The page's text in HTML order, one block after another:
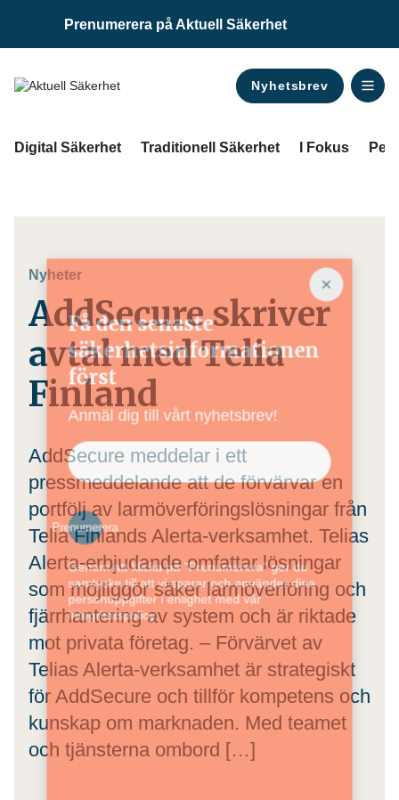
Prenumerera på Aktuell Säkerhet
Nyhetsbrev
Digital Säkerhet Traditionell Säkerhet I Fokus
Nyheter
AddSecure skriver
avtal med Telia
Finland
AddSecure meddelar i ett
pressmeddelande att de förvärvar en
portfölj av larmöverföringslösningar från
Telia Finlands Alerta-verksamhet. Telias
Alerta-erbjudande omfattar lösningar
som möjliggör säker larmöverföring och
fjärrhantering av system och är riktade
mot privata företag. – Förvärvet av
Telias Alerta-verksamhet är strategiskt
för AddSecure och tillför kompetens och
kunskap om marknaden. Med teamet
och tjänsterna ombord […]
Få den senaste
säkerhetsinformationen
först
Anmäl dig till vårt nyhetsbrev!
Prenumerera
Genom att klicka på "Prenumerera" ger du
samtycke till att vi sparar och använder dina
personuppgifter i enlighet med vår
integritetspolicy.